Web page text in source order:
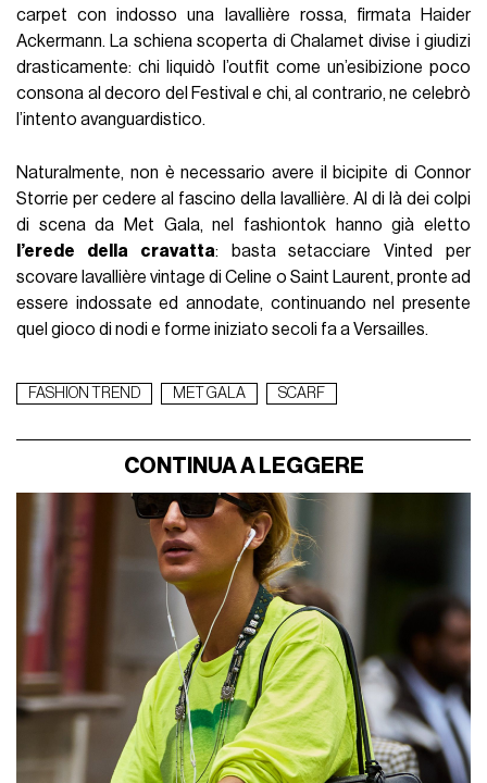
carpet con indosso una lavallière rossa, firmata Haider
Ackermann. La schiena scoperta di Chalamet divise i giudizi
drasticamente: chi liquidò l’outfit come un’esibizione poco
consona al decoro del Festival e chi, al contrario, ne celebrò
l’intento avanguardistico.
Naturalmente, non è necessario avere il bicipite di Connor
Storrie per cedere al fascino della lavallière. Al di là dei colpi
di scena da Met Gala, nel fashiontok hanno già eletto
l’erede della cravatta: basta setacciare Vinted per
scovare lavallière vintage di Celine o Saint Laurent, pronte ad
essere indossate ed annodate, continuando nel presente
quel gioco di nodi e forme iniziato secoli fa a Versailles.
FASHION TREND MET GALA SCARF
CONTINUA A LEGGERE